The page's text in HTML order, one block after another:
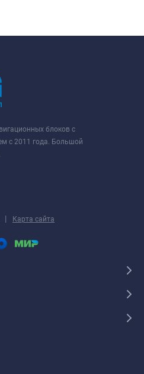
блоков с
с 2011 года. Большой
| Карта сайта